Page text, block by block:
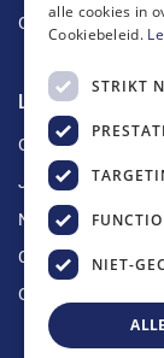
Ontkalking
Longin Service
Over ons
Jobs
Nieuws
Contact
Offerte aanvragen
alle cookies in
Cookiebeleid.
STRIKT
NIET-